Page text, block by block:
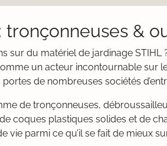
tronçonneuses &
sur du matériel de jardinage STIHL
un acteur incontournable
de nombreuses sociétés
de tronçonneuses,
coques plastiques solides et de
vie parmi ce qu’il se fait de mieux